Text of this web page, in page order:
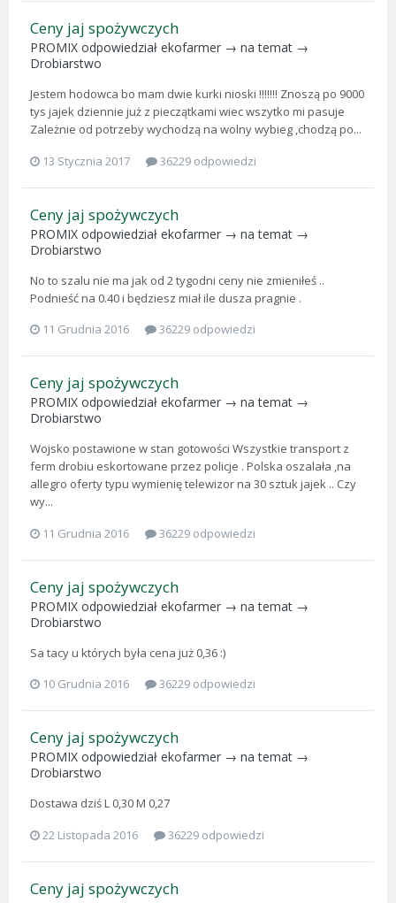
Ceny jaj spożywczych
PROMIX odpowiedział ekofarmer → na temat →
Drobiarstwo
Jestem hodowca bo mam dwie kurki nioski !!!!!!! Znoszą po 9000
tys jajek dziennie już z pieczątkami wiec wszytko mi pasuje
Zależnie od potrzeby wychodzą na wolny wybieg ,chodzą po...
13 Stycznia 2017
36229 odpowiedzi
Ceny jaj spożywczych
PROMIX odpowiedział ekofarmer → na temat →
Drobiarstwo
No to szalu nie ma jak od 2 tygodni ceny nie zmieniłeś ..
Podnieść na 0.40 i będziesz miał ile dusza pragnie .
11 Grudnia 2016
36229 odpowiedzi
Ceny jaj spożywczych
PROMIX odpowiedział ekofarmer → na temat →
Drobiarstwo
Wojsko postawione w stan gotowości Wszystkie transport z
ferm drobiu eskortowane przez policje . Polska oszalała ,na
allegro oferty typu wymienię telewizor na 30 sztuk jajek .. Czy
wy...
11 Grudnia 2016
36229 odpowiedzi
Ceny jaj spożywczych
PROMIX odpowiedział ekofarmer → na temat →
Drobiarstwo
Sa tacy u których była cena już 0,36 :)
10 Grudnia 2016
36229 odpowiedzi
Ceny jaj spożywczych
PROMIX odpowiedział ekofarmer → na temat →
Drobiarstwo
Dostawa dziś L 0,30 M 0,27
22 Listopada 2016
36229 odpowiedzi
Ceny jaj spożywczych